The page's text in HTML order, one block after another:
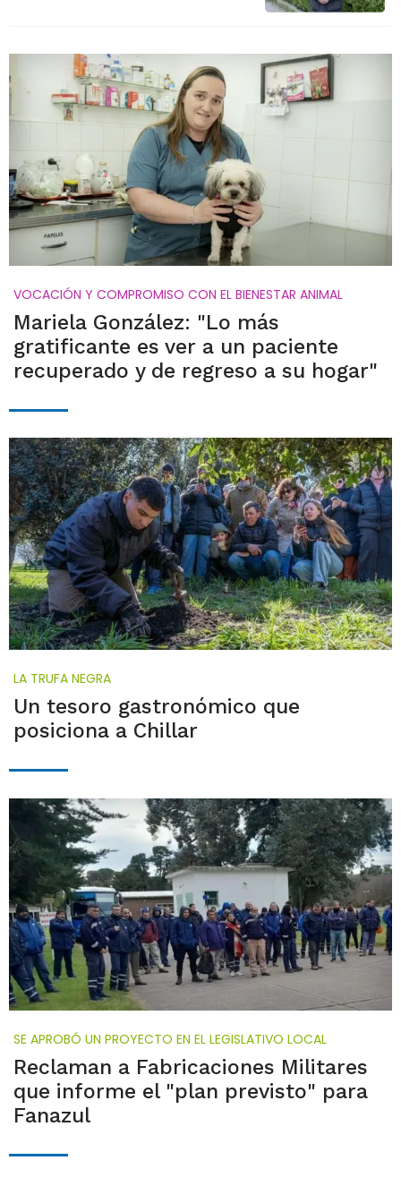
VOCACIÓN Y COMPROMISO CON EL BIENESTAR ANIMAL
Mariela González: "Lo más
gratificante es ver a un paciente
recuperado y de regreso a su hogar"
LA TRUFA NEGRA
Un tesoro gastronómico que
posiciona a Chillar
SE APROBÓ UN PROYECTO EN EL LEGISLATIVO LOCAL
Reclaman a Fabricaciones Militares
que informe el "plan previsto" para
Fanazul